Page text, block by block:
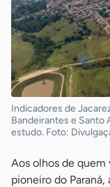
Indicadores de
Bandeirantes e Santo
estudo. Foto:
Aos olhos de
pioneiro do